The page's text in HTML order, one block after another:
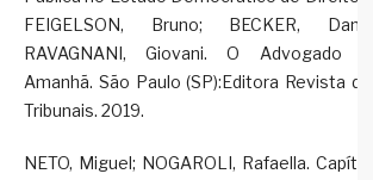
FEIGELSON, Bruno; BECKER, Daniel;
RAVAGNANI, Giovani. O Advogado do
Amanhã. São Paulo (SP):Editora Revista dos
Tribunais. 2019.
NETO, Miguel; NOGAROLI, Rafaella. Capítulo